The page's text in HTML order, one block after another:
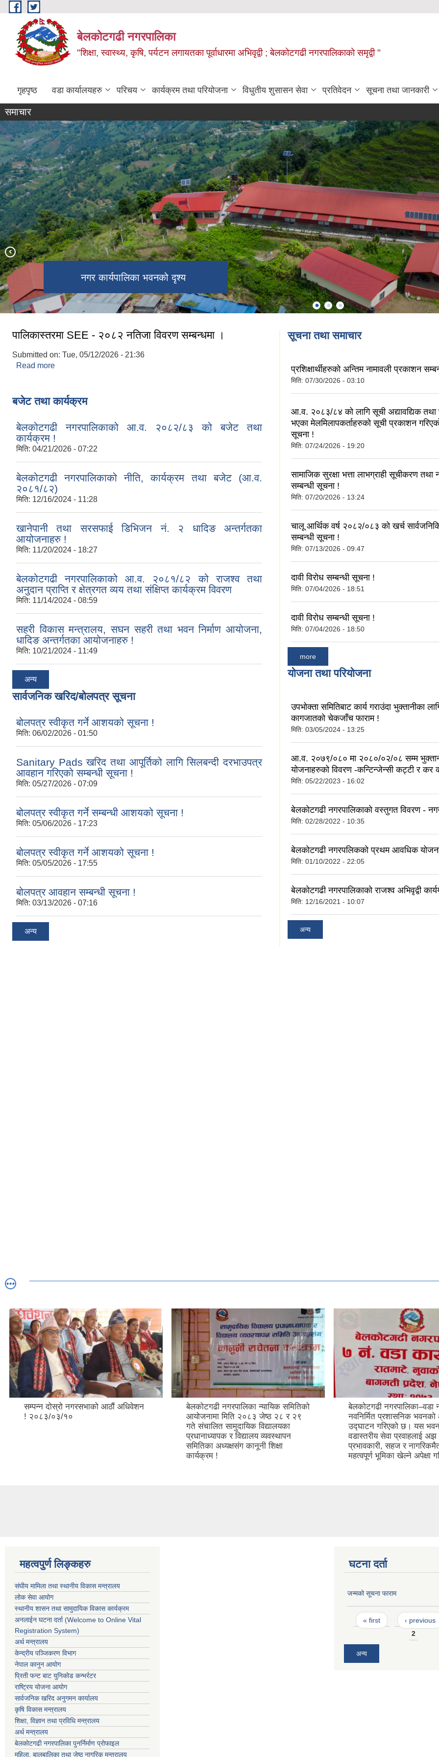
Skip to main content
बेलकोटगढी नगरपालिका
"शिक्षा, स्वास्थ्य, कृषि, पर्यटन लगायतका पूर्वाधारमा अभिवृद्वी ; बेलकोटगढी नगरपालिकाको समृद्वी "
गृहपृष्ठ वडा कार्यालयहरु परिचय कार्यक्रम तथा परियोजना विधुतीय शुसासन सेवा प्रतिवेदन सूचना तथा जानकारी
समाचार
नगर कार्यपालिका भवनको दृश्य
कोल्पुटार - दुईपीपल - दियाले - झ्याङली सडक
अनुगमन गर्नुहुँदै नगर प्रमुख ज्यू !
अनुदानमा अकबरे खुर्सानीको विरुवा वितरण
कार्यक्रमको निरन्तरता !
पालिकास्तरमा SEE - २०८२ नतिजा विवरण सम्बन्धमा ।
Submitted on: Tue, 05/12/2026 - 21:36
Read more
बजेट तथा कार्यक्रम
बेलकोटगढी नगरपालिकाको आ.व. २०८२/८३ को बजेट तथा
कार्यक्रम !
मिति: 04/21/2026 - 07:22
बेलकोटगढी नगरपालिकाको नीति, कार्यक्रम तथा बजेट (आ.व.
२०८१/८२)
मिति: 12/16/2024 - 11:28
खानेपानी तथा सरसफाई डिभिजन नं. २ धादिङ अन्तर्गतका
आयोजनाहरु !
मिति: 11/20/2024 - 18:27
बेलकोटगढी नगरपालिकाको आ.व. २०८१/८२ को राजश्व तथा
अनुदान प्राप्ति र क्षेत्रगत व्यय तथा संक्षिप्त कार्यक्रम विवरण
मिति: 11/14/2024 - 08:59
सहरी विकास मन्त्रालय, सघन सहरी तथा भवन निर्माण आयोजना,
धादिङ अन्तर्गतका आयोजनाहरु !
मिति: 10/21/2024 - 11:49
अन्य
सार्वजनिक खरिद/बोलपत्र सूचना
बोलपत्र स्वीकृत गर्ने आशयको सूचना !
मिति: 06/02/2026 - 01:50
Sanitary Pads खरिद तथा आपूर्तिको लागि सिलबन्दी दरभाउपत्र
आवहान गरिएको सम्बन्धी सूचना !
मिति: 05/27/2026 - 07:09
बोलपत्र स्वीकृत गर्ने सम्बन्धी आशयको सूचना !
मिति: 05/06/2026 - 17:23
बोलपत्र स्वीकृत गर्ने आशयको सूचना !
मिति: 05/05/2026 - 17:55
बोलपत्र आवहान सम्बन्धी सूचना !
मिति: 03/13/2026 - 07:16
अन्य
सूचना तथा समाचार
प्रशिक्षार्थीहरुको अन्तिम नामावली प्रकाशन
मिति: 07/30/2026 - 03:10
आ.व. २०८३/८४ को लागि सूची अद्यावद्यिक
भएका मेलमिलापकर्ताहरुको सूची प्रकाशन
सूचना !
मिति: 07/24/2026 - 19:20
सामाजिक सुरक्षा भत्ता लाभग्राही सूचीकरण तथा
सम्बन्धी सूचना !
मिति: 07/20/2026 - 13:24
चालू आर्थिक वर्ष २०८२/०८३ को खर्च
सम्बन्धी सूचना !
मिति: 07/13/2026 - 09:47
दावी विरोध सम्बन्धी सूचना !
मिति: 07/04/2026 - 18:51
दावी विरोध सम्बन्धी सूचना !
मिति: 07/04/2026 - 18:50
more
योजना तथा परियोजना
उपभोक्ता समितिबाट कार्य गराउंदा भुक्तानीका
कागजातको चेकजाँच फाराम !
मिति: 03/05/2024 - 13:25
आ.व. २०७९/०८० मा २०८०/०२/०८ सम्म
योजनाहरुको विवरण -कन्टिन्जेन्सी कट्टी र कर
मिति: 05/22/2023 - 16:02
बेलकोटगढी नगरपालिकाको वस्तुगत विवरण -
मिति: 02/28/2022 - 10:35
बेलकोटगढी नगरपलिकको प्रथम आवधिक
मिति: 01/10/2022 - 22:05
बेलकोटगढी नगरपालिकाको राजश्व अभिवृद्वी
मिति: 12/16/2021 - 10:07
अन्य
सम्पन्न दोस्रो नगरसभाको आठौं अधिवेशन
! २०८३/०३/१०
बेलकोटगढी नगरपालिका न्यायिक समितिको
आयोजनामा मिति २०८३ जेष्ठ २८ र २९
गते संचालित सामुदायिक विद्यालयका
प्रधानाध्यापक र विद्यालय व्यवस्थापन
समितिका अध्यक्षसंग कानूनी शिक्षा
कार्यक्रम !
बेलकोटगढी नगरपालिका–वडा
नवनिर्मित प्रशासनिक
उद्घाटन गरिएको छ। यस
वडास्तरीय सेवा प्रवाहलाई अझ
प्रभावकारी, सहज र
महत्वपूर्ण भूमिका खेल्ने अपेक्षा
महत्वपुर्ण लिङ्कहरु
संघीय मामिला तथा स्थानीय विकास मन्त्रालय
लोक सेवा आयोग
स्थानीय शासन तथा सामुदायिक विकास कार्यक्रम
अनलाईन घटना दर्ता (Welcome to Online Vital
Registration System)
अर्थ मन्त्रालय
केन्द्रीय पञ्जिकरण विभाग
नेपाल कानुन आयोग
प्रिती फन्ट बाट युनिकोड कन्भर्रटर
राष्ट्रिय योजना आयोग
सार्वजनिक खरिद अनुगमन कार्यालय
कृषि विकास मन्त्रालय
शिक्षा, विज्ञान तथा प्रविधि मन्त्रालय
अर्थ मन्त्रालय
बेलकोटगढी नगरपालिका पुनर्निर्माण प्रोफाइल
महिला, बालबालिका तथा जेष्ठ नागरिक मन्त्रालय
घटना दर्ता
जन्मको सूचना फाराम
Pages
« first ‹ previous
2
अन्य